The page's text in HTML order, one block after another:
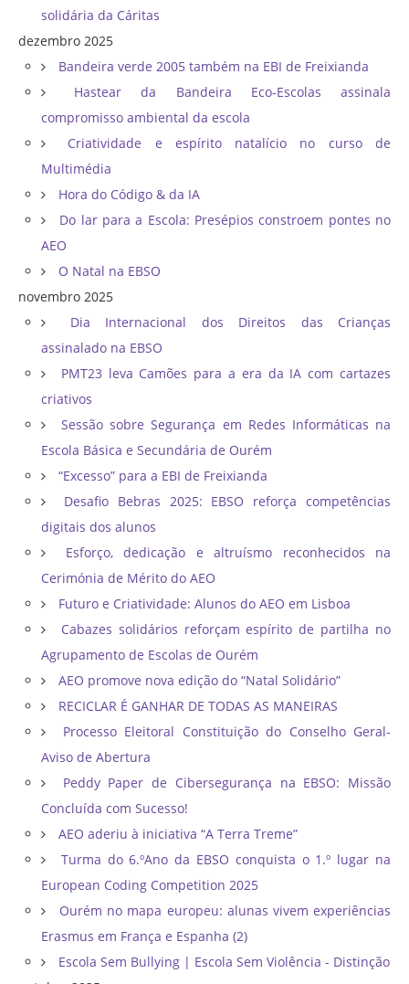
solidária da Cáritas
dezembro 2025
Bandeira verde 2005 também na EBI de Freixianda
Hastear da Bandeira Eco-Escolas assinala
compromisso ambiental da escola
Criatividade e espírito natalício no curso de
Multimédia
Hora do Código & da IA
Do lar para a Escola: Presépios constroem pontes no
AEO
O Natal na EBSO
novembro 2025
Dia Internacional dos Direitos das Crianças
assinalado na EBSO
PMT23 leva Camões para a era da IA com cartazes
criativos
Sessão sobre Segurança em Redes Informáticas na
Escola Básica e Secundária de Ourém
“Excesso” para a EBI de Freixianda
Desafio Bebras 2025: EBSO reforça competências
digitais dos alunos
Esforço, dedicação e altruísmo reconhecidos na
Cerimónia de Mérito do AEO
Futuro e Criatividade: Alunos do AEO em Lisboa
Cabazes solidários reforçam espírito de partilha no
Agrupamento de Escolas de Ourém
AEO promove nova edição do “Natal Solidário”
RECICLAR É GANHAR DE TODAS AS MANEIRAS
Processo Eleitoral Constituição do Conselho Geral-
Aviso de Abertura
Peddy Paper de Cibersegurança na EBSO: Missão
Concluída com Sucesso!
AEO aderiu à iniciativa “A Terra Treme”
Turma do 6.ºAno da EBSO conquista o 1.º lugar na
European Coding Competition 2025
Ourém no mapa europeu: alunas vivem experiências
Erasmus em França e Espanha (2)
Escola Sem Bullying | Escola Sem Violência - Distinção